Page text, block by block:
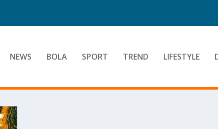
NEWS BOLA SPORT TREND LIFESTYLE